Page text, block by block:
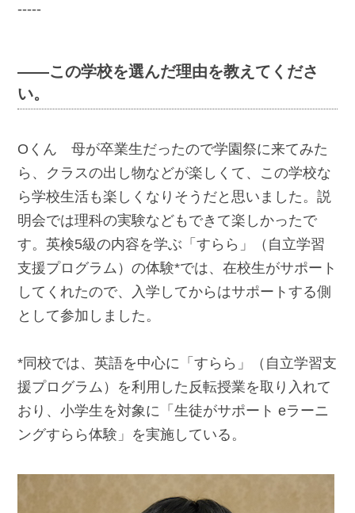
-----
――この学校を選んだ理由を教えてくださ
い。
Oくん 母が卒業生だったので学園祭に来てみた
ら、クラスの出し物などが楽しくて、この学校な
ら学校生活も楽しくなりそうだと思いました。説
明会では理科の実験などもできて楽しかったで
す。英検5級の内容を学ぶ「すらら」（自立学習
支援プログラム）の体験*では、在校生がサポート
してくれたので、入学してからはサポートする側
として参加しました。
*同校では、英語を中心に「すらら」（自立学習支
援プログラム）を利用した反転授業を取り入れて
おり、小学生を対象に「生徒がサポート eラーニ
ングすらら体験」を実施している。